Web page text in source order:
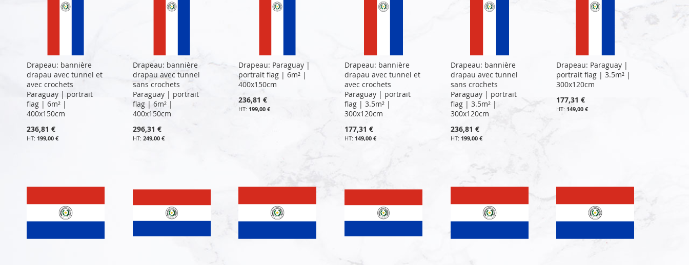
Drapeau: bannière
drapau avec tunnel et
avec crochets
Paraguay | portrait
flag | 6m² |
400x150cm
236,81 €
199,00 €
Drapeau: bannière
drapau avec tunnel
sans crochets
Paraguay | portrait
flag | 6m² |
400x150cm
296,31 €
249,00 €
Drapeau: Paraguay |
portrait flag | 6m² |
400x150cm
236,81 €
199,00 €
Drapeau: bannière
drapau avec tunnel et
avec crochets
Paraguay | portrait
flag | 3.5m² |
300x120cm
177,31 €
149,00 €
Drapeau: bannière
drapau avec tunnel
sans crochets
Paraguay | portrait
flag | 3.5m² |
300x120cm
236,81 €
199,00 €
Drapeau: Paraguay |
portrait flag | 3.5m² |
300x120cm
177,31 €
149,00 €